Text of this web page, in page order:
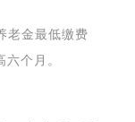
老金最低缴费
个月。